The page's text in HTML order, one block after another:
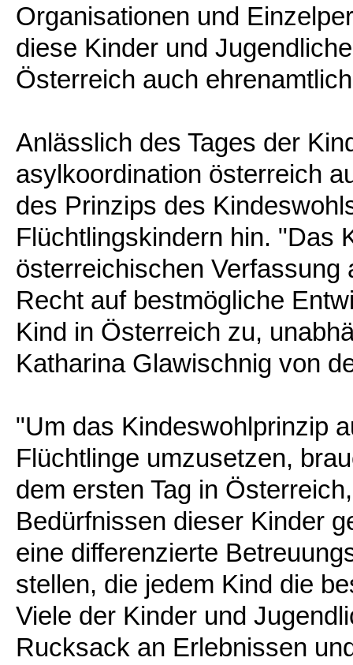
Organisationen und
diese Kinder und
Österreich auch
Anlässlich des Tages der
asylkoordination österreich
des Prinzips des
Flüchtlingskindern hin. "Das
österreichischen
Recht auf bestmögliche
Kind in Österreich zu,
Katharina Glawischnig von
"Um das Kindeswohlprinzip
Flüchtlinge umzusetzen,
dem ersten Tag in
Bedürfnissen dieser Kinder
eine differenzierte
stellen, die jedem Kind die
Viele der Kinder und
Rucksack an Erlebnissen